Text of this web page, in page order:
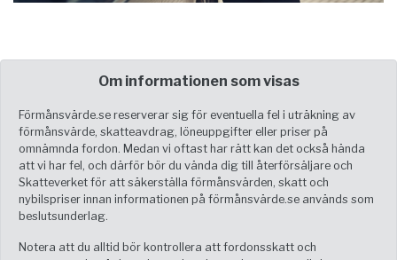
Om informationen som visas
Förmånsvärde.se reserverar sig för eventuella fel i uträkning av
förmånsvärde, skatteavdrag, löneuppgifter eller priser på
omnämnda fordon. Medan vi oftast har rätt kan det också hända
att vi har fel, och därför bör du vända dig till återförsäljare och
Skatteverket för att säkerställa förmånsvärden, skatt och
nybilspriser innan informationen på förmånsvärde.se används som
beslutsunderlag.
Notera att du alltid bör kontrollera att fordonsskatt och